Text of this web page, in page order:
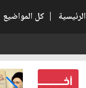
الرئيسية | كل المواضيع
كتب لنفسه